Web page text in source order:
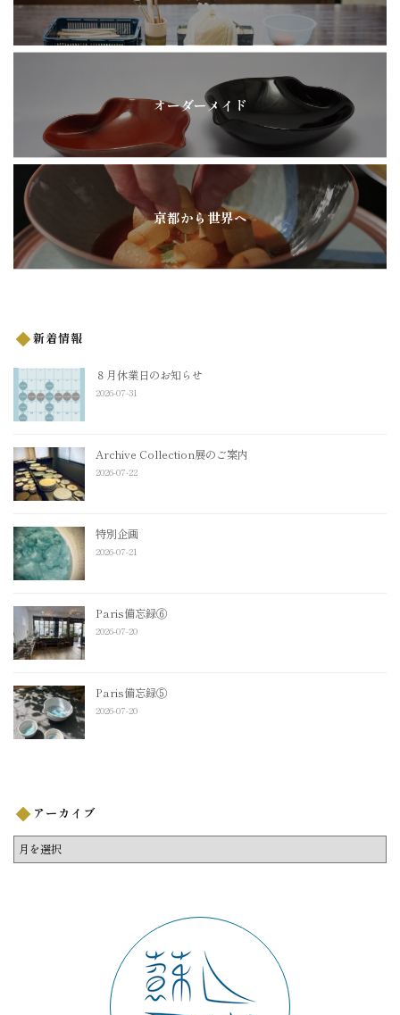
オーダーメイド
京都から世界へ
新着情報
８月休業日のお知らせ
2026-07-31
Archive Collection展のご案内
2026-07-22
特別企画
2026-07-21
Paris備忘録⑥
2026-07-20
Paris備忘録⑤
2026-07-20
アーカイブ
ア
ー